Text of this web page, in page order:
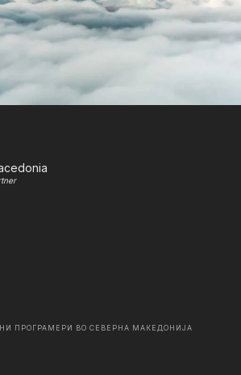
ПРОГРАМЕРИ ВО СЕВЕРНА МАКЕДОНИЈА